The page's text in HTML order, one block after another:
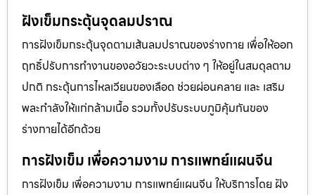
ฝังเข็มกระตุ้นจุดลมปราณ
การฝังเข็มกระตุ้นจุดตามเส้นลมปราณของร่างกาย เพื่อให้ออก
ฤทธิ์ปรับการทำงานของอวัยวะระบบต่าง ๆ ให้อยู่ในสมดุลตาม
ปกติ กระตุ้นการไหลเวียนของเลือด ช่วยผ่อนคลาย และ เสริม
พละกำลังให้แก่กล้ามเนื้อ รวมทั้งปรับระบบภูมิคุ้มกันของ
ร่างกายได้อีกด้วย
การฝังเข็ม เพื่อความงาม การแพทย์แผนจีน
การฝังเข็ม เพื่อความงาม การแพทย์แผนจีน ให้บริการโดย ฝัง